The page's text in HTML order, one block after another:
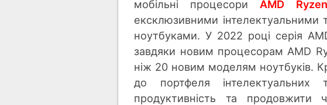
мобільні процесори AMD
ексклюзивними інтелектуальними
ноутбуками. У 2022 році серія
завдяки новим процесорам AMD
ніж 20 новим моделям ноутбуків.
до портфеля інтелектуальних
продуктивність та продовжити